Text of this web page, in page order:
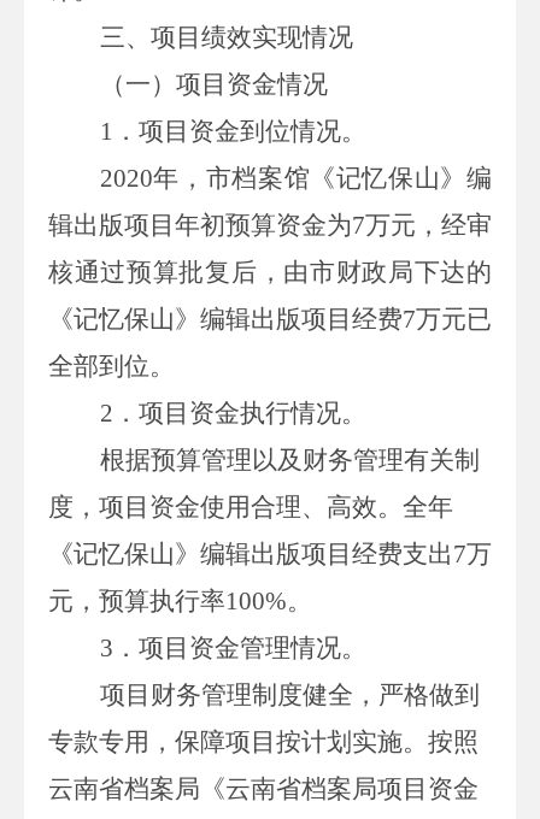
三、项目绩效实现情况
（一）项目资金情况
1 ．项目资金到位情况。
2020年 ，市档案馆《记忆保山》编
辑出版项目年初预算资金为7万元， 经审
核通过预算批复后， 由市财政局下达的
《记忆保山》编辑出版项目经费7万元已
全部到位。
2． 项目资金执行情况。
根据预算管理以及财务管理有关制
度，项目资金使用合理、高效。全年
《记忆保山》编辑出版项目经费支出7万
元 ， 预算执行率100%。
3． 项目资金管理情况。
项目财务管理制度健全，严格做到
专款专用，保障项目按计划实施。按照
云南省档案局《云南省档案局项目资金